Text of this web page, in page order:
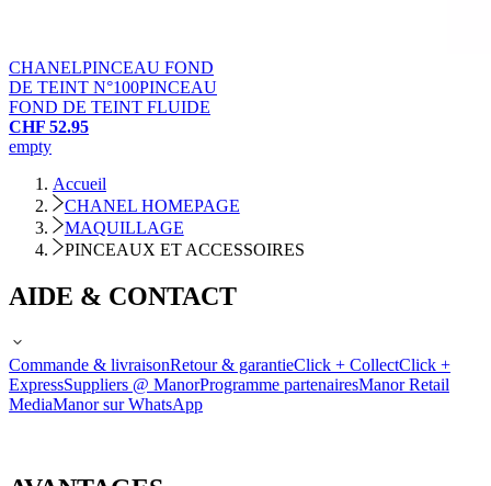
CHANELPINCEAU FOND
DE TEINT N°100PINCEAU
FOND DE TEINT FLUIDE
CHF 52.95
empty
Accueil
CHANEL HOMEPAGE
MAQUILLAGE
PINCEAUX ET ACCESSOIRES
AIDE & CONTACT
Commande & livraisonRetour & garantieClick + CollectClick +
ExpressSuppliers @ ManorProgramme partenairesManor Retail
MediaManor sur WhatsApp